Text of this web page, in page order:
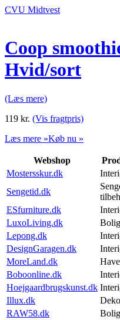
CVU Midtvest
Coop
Hvid/sort
(Læs mere)
119 kr. (Vis fragtpris)
Læs mere »Køb nu »
Webshop
Mostersskur.dk
Sengetid.dk
ESfurniture.dk
LuxoLiving.dk
Bolig
Lepong.dk
DesignGaragen.dk
MoreLand.dk
Have
Boboonline.dk
Hoejgaardbrugskunst.dk
Illux.dk
RAW58.dk
Bolig